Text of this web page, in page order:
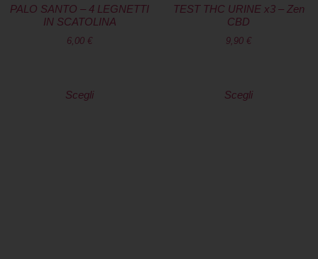
PALO SANTO – 4 LEGNETTI
IN SCATOLINA
6,00 €
Scegli
TEST THC URINE x3 – Zen
CBD
9,90 €
Scegli